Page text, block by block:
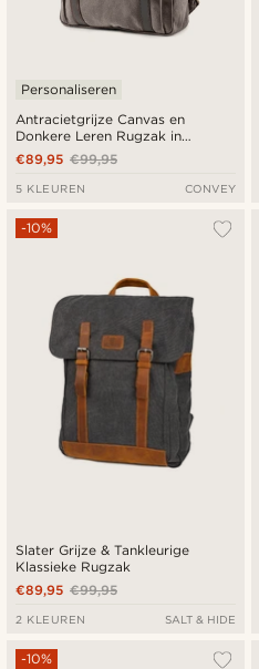
Antracietgrijze Canvas en
Donkere Leren Rugzak in
Vintage Stijl
Personaliseren
€99,95
€89,95
5 KLEUREN CONVEY
Slater Grijze & Tankleurige
Klassieke Rugzak
-10%
€99,95
€89,95
2 KLEUREN SALT & HIDE
-10%